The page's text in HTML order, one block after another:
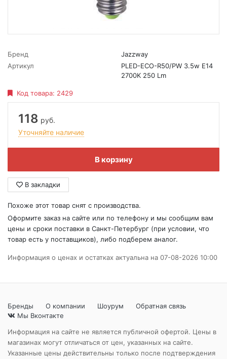
Бренд
Jazzway
Артикул
PLED-ECO-R50/PW 3.5w E14
2700K 250 Lm
Код товара: 2429
118 руб.
Уточняйте наличие
В корзину
В закладки
Похоже этот товар снят с производства.
Оформите заказ на сайте или по телефону и мы сообщим вам
цены и сроки поставки в Санкт-Петербург (при условии, что
товар есть у поставщиков), либо подберем аналог.
Информация о ценах и остатках актуальна на 07-08-2026 10:00
Бренды О компании Шоурум
Обратная связь
Мы Вконтакте
Информация на сайте не является публичной офертой. Цены в
магазинах могут отличаться от цен, указанных на сайте.
Указанные цены действительны только после подтверждения